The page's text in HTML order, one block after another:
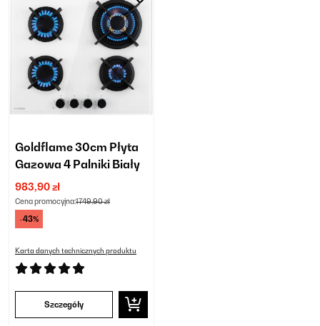
Goldflame 30cm Płyta
Gazowa 4 Palniki Biały
983,90 zł
Cena promocyjna:1749,90 zł
-43%
Karta danych technicznych produktu
Szczegóły